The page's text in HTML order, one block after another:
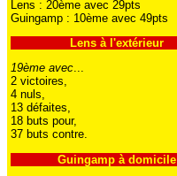
Lens : 20ème avec 29pts
Guingamp : 10ème avec 49pts
Lens à l'extérieur
19ème avec...
2 victoires,
4 nuls,
13 défaites,
18 buts pour,
37 buts contre.
Guingamp à domicile